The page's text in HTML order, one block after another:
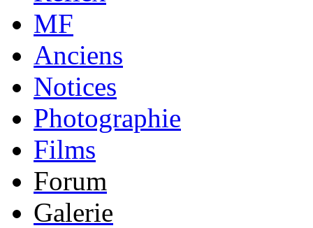
MF
Anciens
Notices
Photographie
Films
Forum
Galerie